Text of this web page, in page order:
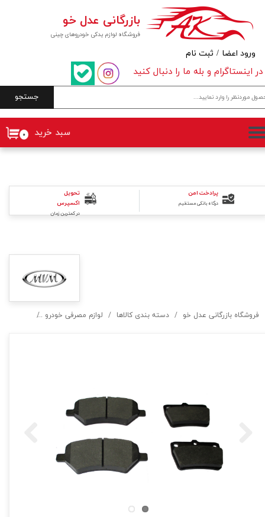
فروشگاه لوازم یدکی خودروهای چینی
بازرگانی عدل خو
جستجو
۰ سبد خرید
در اینستاگرام و بله ما را دنبال کنید
ورود اعضا / ثبت نام
حساب کاربری من
تغییر گذر واژه
سفارشات
خروج از حساب کاربری
فروشگاه بازرگانی عدل خو دسته بندی کالاها لوازم مصرفی خودرو
تحویل
اکسپرس
در کمترین زمان
پرادخت امن
درگاه بانکی مستقیم